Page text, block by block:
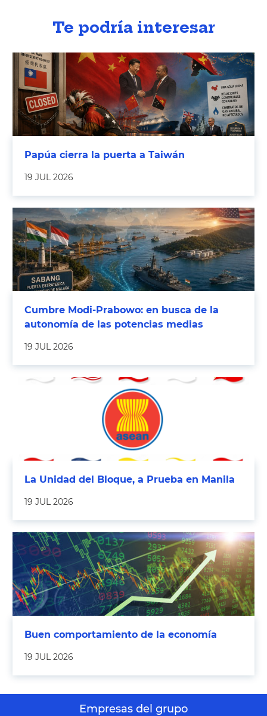
Te podría interesar
Papúa cierra la puerta a Taiwán
19 JUL 2026
Cumbre Modi-Prabowo: en busca de la
autonomía de las potencias medias
19 JUL 2026
La Unidad del Bloque, a Prueba en Manila
19 JUL 2026
Buen comportamiento de la economía
19 JUL 2026
Empresas del grupo